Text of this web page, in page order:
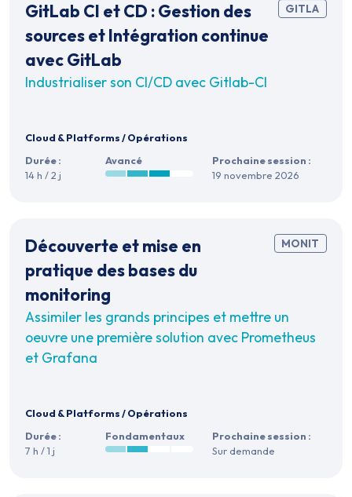
GITLA
GitLab CI et CD : Gestion des
sources et Intégration continue
avec GitLab
Industrialiser son CI/CD avec Gitlab-CI
Cloud & Platforms/Opérations
Durée :
14 h / 2 j
Avancé
Prochaine session :
19 novembre 2026
MONIT
Découverte et mise en
pratique des bases du
monitoring
Assimiler les grands principes et mettre un
oeuvre une première solution avec Prometheus
et Grafana
Cloud & Platforms/Opérations
Durée :
7 h / 1 j
Fondamentaux
Prochaine session :
Sur demande